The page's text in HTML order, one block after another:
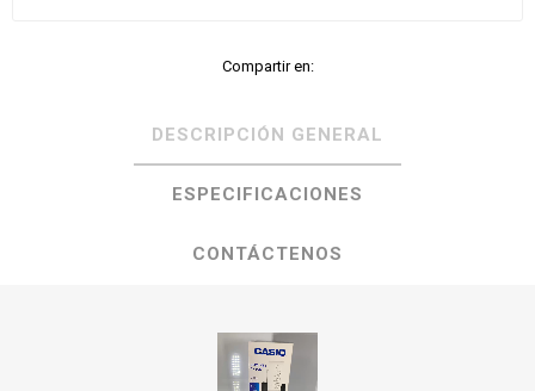
Compartir en:
DESCRIPCIÓN GENERAL
ESPECIFICACIONES
CONTÁCTENOS